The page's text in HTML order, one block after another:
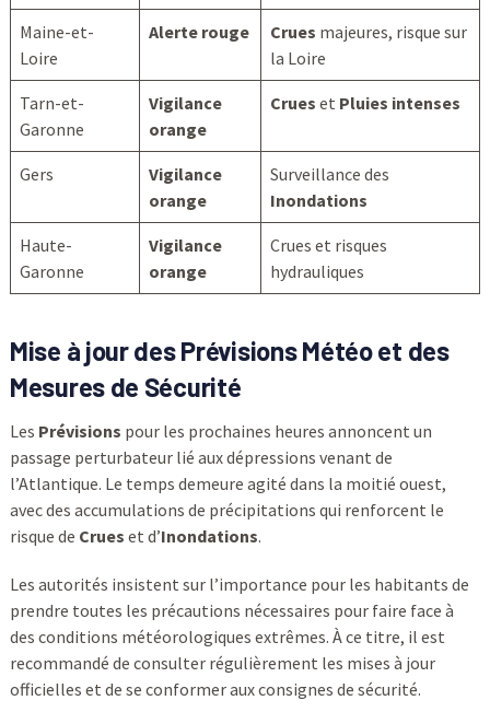
Maine-et-
Loire
Alerte rouge Crues majeures, risque sur
la Loire
Tarn-et-
Garonne
Vigilance
orange
Crues et Pluies intenses
Gers
Vigilance
orange
Surveillance des
Inondations
Haute-
Garonne
Vigilance
orange
Crues et risques
hydrauliques
Mise à jour des Prévisions Météo et des
Mesures de Sécurité
Les Prévisions pour les prochaines heures annoncent un
passage perturbateur lié aux dépressions venant de
l’Atlantique. Le temps demeure agité dans la moitié ouest,
avec des accumulations de précipitations qui renforcent le
risque de Crues et d’Inondations.
Les autorités insistent sur l’importance pour les habitants de
prendre toutes les précautions nécessaires pour faire face à
des conditions météorologiques extrêmes. À ce titre, il est
recommandé de consulter régulièrement les mises à jour
officielles et de se conformer aux consignes de sécurité.